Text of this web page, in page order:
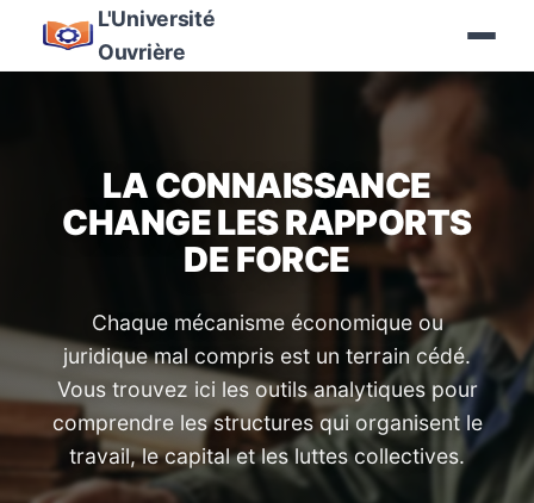
L'Université
Ouvrière
LA CONNAISSANCE
CHANGE LES RAPPORTS
DE FORCE
Chaque mécanisme économique ou
juridique mal compris est un terrain cédé.
Vous trouvez ici les outils analytiques pour
comprendre les structures qui organisent le
travail, le capital et les luttes collectives.